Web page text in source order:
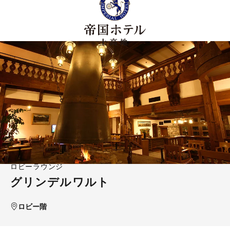
ロビーラウンジ
グリンデルワルト
ロビー階